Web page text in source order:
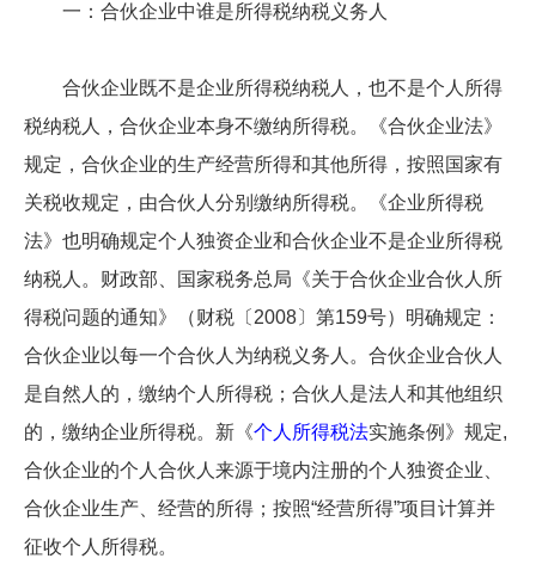
一：合伙企业中谁是所得税纳税义务人
合伙企业既不是企业所得税纳税人，也不是个人所得
税纳税人，合伙企业本身不缴纳所得税。《合伙企业法》
规定，合伙企业的生产经营所得和其他所得，按照国家有
关税收规定，由合伙人分别缴纳所得税。《企业所得税
法》也明确规定个人独资企业和合伙企业不是企业所得税
纳税人。财政部、国家税务总局《关于合伙企业合伙人所
得税问题的通知》（财税〔2008〕第159号）明确规定：
合伙企业以每一个合伙人为纳税义务人。合伙企业合伙人
是自然人的，缴纳个人所得税；合伙人是法人和其他组织
的，缴纳企业所得税。新《个人所得税法实施条例》规定,
合伙企业的个人合伙人来源于境内注册的个人独资企业、
合伙企业生产、经营的所得；按照“经营所得”项目计算并
征收个人所得税。